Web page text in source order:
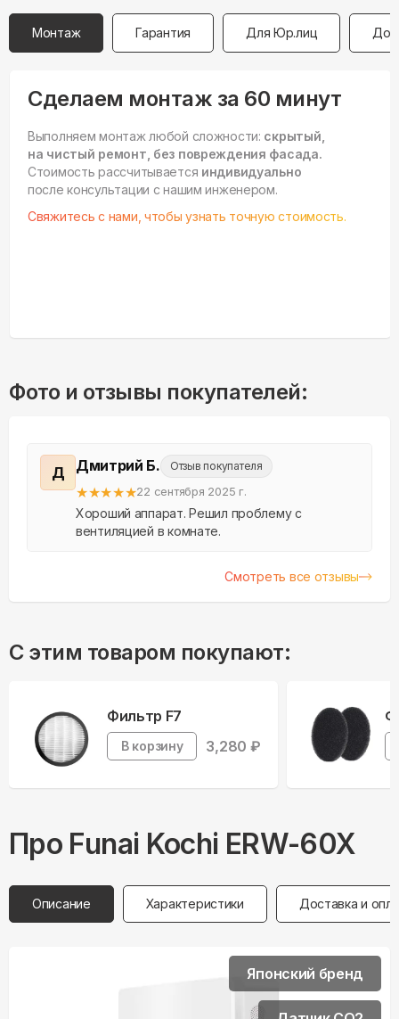
Монтаж Гарантия Для Юр.лиц
Сделаем монтаж за 60 минут
Выполняем монтаж любой сложности: скрытый,
на чистый ремонт, без повреждения фасада.
Стоимость рассчитывается индивидуально
после консультации с нашим инженером.
Свяжитесь с нами, чтобы узнать точную стоимость.
Фото и отзывы покупателей:
Д Дмитрий Б. Отзыв покупателя
★★★★★22 сентября 2025 г.
Хороший аппарат. Решил проблему с
вентиляцией в комнате.
Смотреть все отзывы
С этим товаром покупают:
Фильтр F7
В корзину 3,280 ₽
Про Funai Kochi ERW-60X
Описание Характеристики Доставка и
Японский бренд